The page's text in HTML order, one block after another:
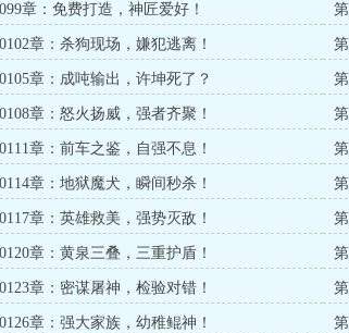
章：免费打造，神匠爱好！
章：杀狗现场，嫌犯逃离！
章：成吨输出，许坤死了？
章：怒火扬威，强者齐聚！
章：前车之鉴，自强不息！
章：地狱魔犬，瞬间秒杀！
章：英雄救美，强势灭敌！
章：黄泉三叠，三重护盾！
章：密谋屠神，检验对错！
章：强大家族，幼稚鲲神！